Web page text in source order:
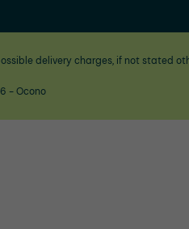
delivery charges, if not stated
- Ocono